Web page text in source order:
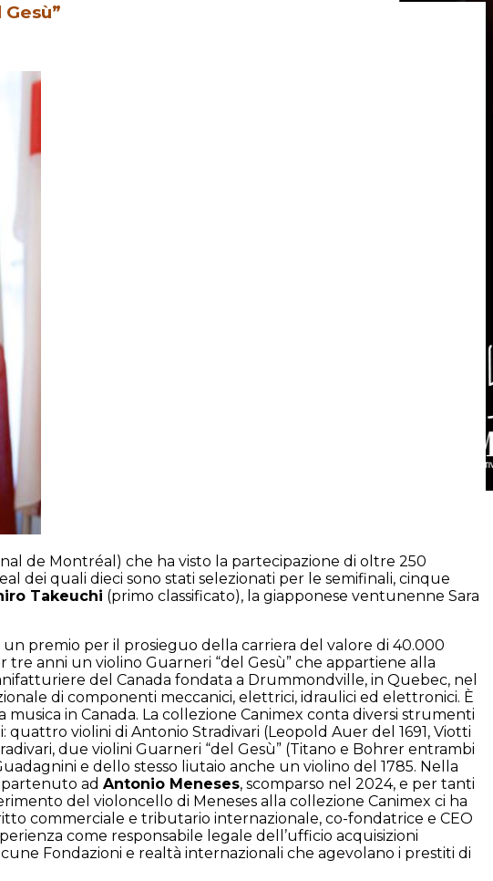
de Montréal) che ha visto la partecipazione di oltre 250
dei quali dieci sono stati selezionati per le semifinali, cinque
Takeuchi (primo classificato), la giapponese ventunenne Sara
premio per il prosieguo della carriera del valore di 40.000
anni un violino Guarneri “del Gesù” che appartiene alla
del Canada fondata a Drummondville, in Quebec, nel
di componenti meccanici, elettrici, idraulici ed elettronici. È
in Canada. La collezione Canimex conta diversi strumenti
violini di Antonio Stradivari (Leopold Auer del 1691, Viotti
due violini Guarneri “del Gesù” (Titano e Bohrer entrambi
e dello stesso liutaio anche un violino del 1785. Nella
ad Antonio Meneses, scomparso nel 2024, e per tanti
del violoncello di Meneses alla collezione Canimex ci ha
commerciale e tributario internazionale, co-fondatrice e CEO
come responsabile legale dell’ufficio acquisizioni
Fondazioni e realtà internazionali che agevolano i prestiti di